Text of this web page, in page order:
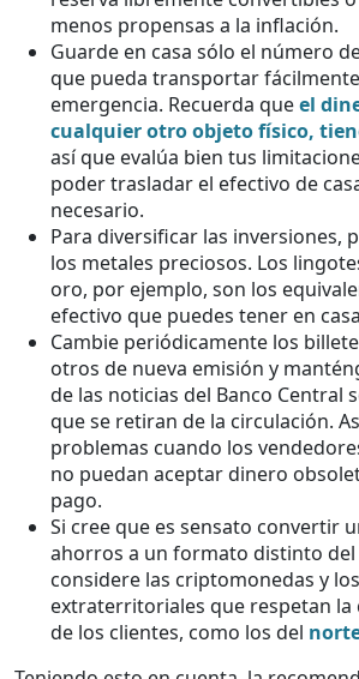
menos propensas a la inflación.
Guarde en casa sólo el número
que pueda transportar
emergencia. Recuerda queel
cualquier otro objeto físico,
así que evalúa bien tus
poder trasladar el efectivo de
necesario.
Para diversificar las inversiones,
los metales preciosos. Los
oro, por ejemplo, son los
efectivo que puedes tener en
Cambie periódicamente los
otros de nueva emisión y
de las noticias del Banco Central
que se retiran de la circulación.
problemas cuando los
no puedan aceptar dinero
pago.
Si cree que es sensato convertir
ahorros a un formato distinto del
considere las criptomonedas y
extraterritoriales que respetan la
de los clientes, como los del